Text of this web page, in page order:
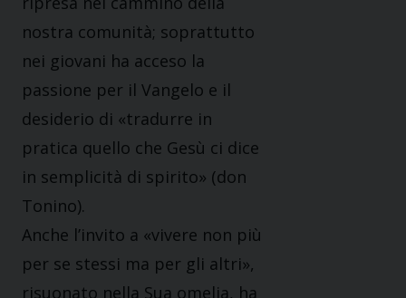
nostra comunità; soprattutto
nei giovani ha acceso la
passione per il Vangelo e il
desiderio di «tradurre in
pratica quello che Gesù ci dice
in semplicità di spirito» (don
Tonino).
Anche l’invito a «vivere non più
per se stessi ma per gli altri»,
risuonato nella Sua omelia, ha